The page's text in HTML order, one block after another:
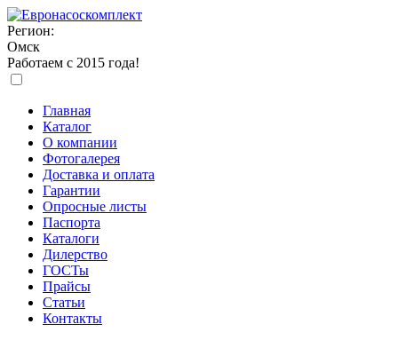
Регион:
Омск
Работаем с 2015 года!
Главная
Каталог
О компании
Фотогалерея
Доставка и оплата
Гарантии
Опросные листы
Паспорта
Каталоги
Дилерство
ГОСТы
Прайсы
Статьи
Контакты